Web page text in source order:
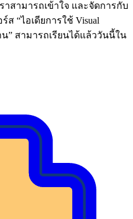
สามารถเข้าใจ และจัดการกับ
“ไอเดียการใช้ Visual
น” สามารถเรียนได้แล้ววันนี้ใน